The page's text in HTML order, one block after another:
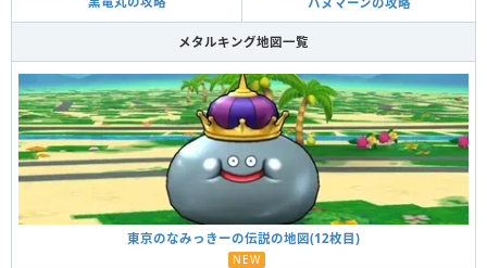
メタルキング地図一覧
東京のなみっきーの伝説の地図(12枚目)
NEW